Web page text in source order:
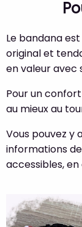
Le bandana
original et
en valeur avec
Pour un
au mieux au
Vous pouvez y
informations
accessibles,